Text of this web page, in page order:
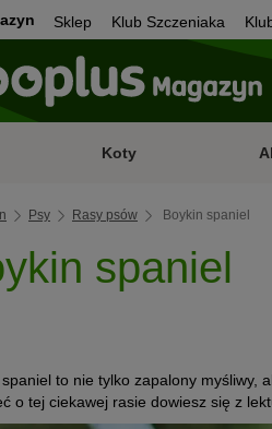
Sklep Klub Szczeniaka
Koty
Psy Rasy psów Boykin spaniel
spaniel
to nie tylko zapalony myśliwy,
o tej ciekawej rasie dowiesz się z